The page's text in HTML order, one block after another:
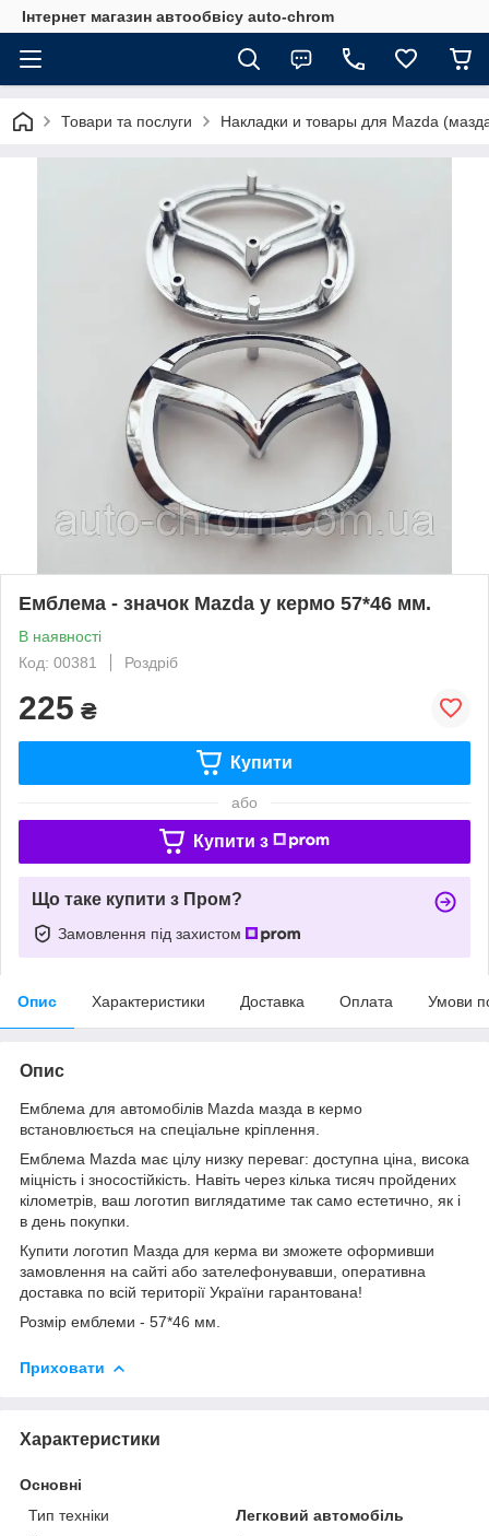
Інтернет магазин автообвісу auto-chrom
Товари та послуги Накладки и товары для Mazda
Емблема - значок Mazda у кермо 57*46 мм.
В наявності
Код: 00381
Роздріб
225 ₴
Купити
або
Купити з
Що таке купити з Пром?
Замовлення під захистом
Опис Характеристики Доставка Оплата Умови
Опис
Емблема для автомобілів Mazda мазда в кермо
встановлюється на спеціальне кріплення.
Емблема Mazda має цілу низку переваг: доступна ціна, висока
міцність і зносостійкість. Навіть через кілька тисяч пройдених
кілометрів, ваш логотип виглядатиме так само естетично, як і
в день покупки.
Купити логотип Мазда для керма ви зможете оформивши
замовлення на сайті або зателефонувавши, оперативна
доставка по всій території України гарантована!
Розмір емблеми - 57*46 мм.
Приховати
Характеристики
Основні
Тип техніки
Легковий автомобіль